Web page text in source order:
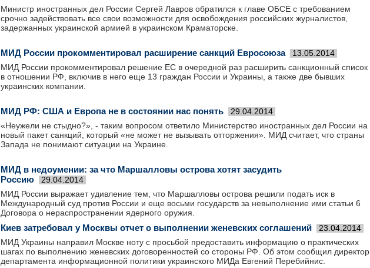
Министр иностранных дел России Сергей Лавров обратился к главе ОБСЕ с требованием
срочно задействовать все свои возможности для освобождения российских журналистов,
задержанных украинской армией в украинском Краматорске.
МИД России прокомментировал расширение санкций Евросоюза 13.05.2014
МИД России прокомментировал решение ЕС в очередной раз расширить санкционный список
в отношении РФ, включив в него еще 13 граждан России и Украины, а также две бывших
украинских компании.
МИД РФ: США и Европа не в состоянии нас понять 29.04.2014
«Неужели не стыдно?», - таким вопросом ответило Министерство иностранных дел России на
новый пакет санкций, который «не может не вызывать отторжения». МИД считает, что страны
Запада не понимают ситуации на Украине.
МИД в недоумении: за что Маршалловы острова хотят засудить
Россию
29.04.2014
МИД России выражает удивление тем, что Маршалловы острова решили подать иск в
Международный суд против России и еще восьми государств за невыполнение ими статьи 6
Договора о нераспространении ядерного оружия.
Киев затребовал у Москвы отчет о выполнении женевских соглашений 23.04.2014
МИД Украины направил Москве ноту с просьбой предоставить информацию о практических
шагах по выполнению женевских договоренностей со стороны РФ. Об этом сообщил директор
департамента информационной политики украинского МИДа Евгений Перебийнис.